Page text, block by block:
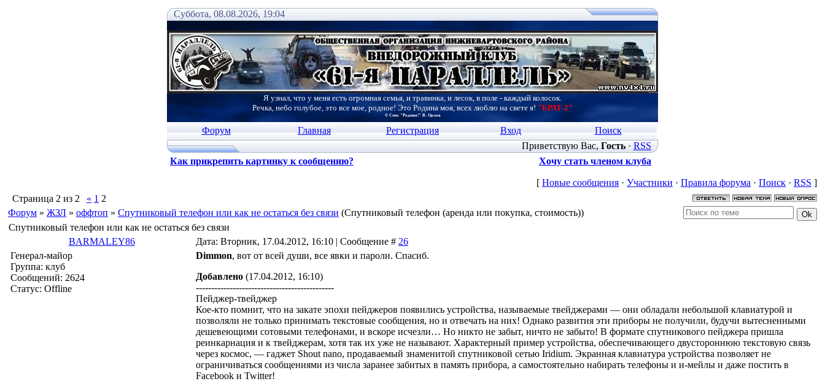
Суббота, 08.08.2026, 19:04
Я узнал, что у меня есть огромная семья, и травинка, и лесок, в поле - каждый колосок.
Речка, небо голубое, это все мое, родное! Это Родина моя, всех люблю на свете я! "БРАТ-2"
© Стих "Родина!" В. Орлов
Форум Главная Регистрация Вход
Поиск
Приветствую Вас, Гость· RSS
Как прикрепить картинку к сообщению?
Хочу стать членом клуба
[ Новые сообщения · Участники · Правила форума · Поиск · RSS ]
Страница 2 из 2 « 1 2
Форум » ЖЗЛ » оффтоп » Спутниковый телефон или как не остаться без связи (Спутниковый телефон (аренда или покупка, стоимость))
Спутниковый телефон или как не остаться без связи
BARMALEY86
Дата: Вторник, 17.04.2012, 16:10 | Сообщение # 26
Генерал-майор
Группа: клуб
Сообщений: 2624
Статус: Offline
Dimmon, вот от всей души, все явки и пароли. Спасиб.
Добавлено (17.04.2012, 16:10)
---------------------------------------------
Пейджер-твейджер
Кое-кто помнит, что на закате эпохи пейджеров появились устройства, называемые твейджерами — они обладали небольшой клавиатурой и
позволяли не только принимать текстовые сообщения, но и отвечать на них! Однако развития эти приборы не получили, будучи вытесненными
дешевеющими сотовыми телефонами, и вскоре исчезли… Но никто не забыт, ничто не забыто! В формате спутникового пейджера пришла
реинкарнация и к твейджерам, хотя так их уже не называют. Характерный пример устройства, обеспечивающего двустороннюю текстовую связь
через космос, — гаджет Shout nano, продаваемый знаменитой спутниковой сетью Iridium. Экранная клавиатура устройства позволяет не
ограничиваться сообщениями из числа заранее забитых в память прибора, а самостоятельно набирать телефоны и и-мейлы и даже постить в
Facebook и Twitter!